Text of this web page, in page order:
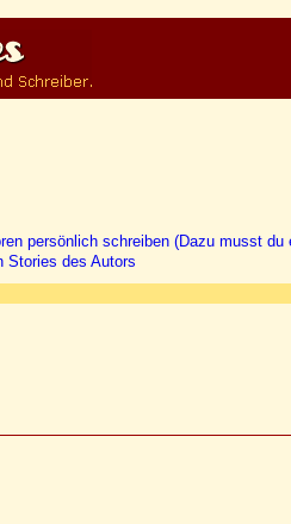
persönlich schreiben (Dazu musst du
Stories des Autors